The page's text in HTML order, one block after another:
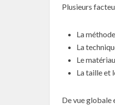
Plusieurs
La
La
Le
La taille et
De vue globale